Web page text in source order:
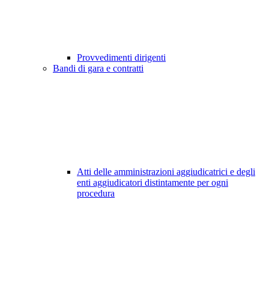
Provvedimenti dirigenti
Bandi di gara e contratti
Atti delle amministrazioni aggiudicatrici e degli
enti aggiudicatori distintamente per ogni
procedura